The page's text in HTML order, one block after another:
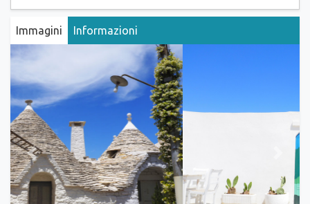
Immagini Informazioni
Previous Next